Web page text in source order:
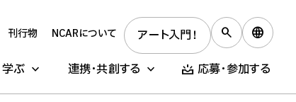
学ぶ 連携・共創する 応募・参加する
刊行物 NCARについて アート入門！